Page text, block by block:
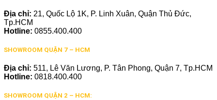
Địa chỉ: 21, Quốc Lộ 1K, P. Linh Xuân, Quận Thủ Đức,
Tp.HCM
Hotline: 0855.400.400
SHOWROOM QUẬN 7 – HCM
Địa chỉ: 511, Lê Văn Lương, P. Tân Phong, Quận 7, Tp.HCM
Hotline: 0818.400.400
SHOWROOM QUẬN 2 – HCM: